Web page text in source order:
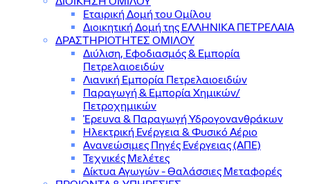
Εταιρική Δομή του Ομίλου
Διοικητική Δομή της ΕΛΛΗΝΙΚΑ ΠΕΤΡΕΛΑΙΑ
ΔΡΑΣΤΗΡΙΟΤΗΤΕΣ ΟΜΙΛΟΥ
Διύλιση, Εφοδιασμός & Εμπορία
Πετρελαιοειδών
Λιανική Εμπορία Πετρελαιοειδών
Παραγωγή & Εμπορία Χημικών/
Πετροχημικών
Έρευνα & Παραγωγή Υδρογονανθράκων
Ηλεκτρική Ενέργεια & Φυσικό Αέριο
Ανανεώσιμες Πηγές Ενέργειας (ΑΠΕ)
Τεχνικές Μελέτες
Δίκτυα Αγωγών - Θαλάσσιες Μεταφορές